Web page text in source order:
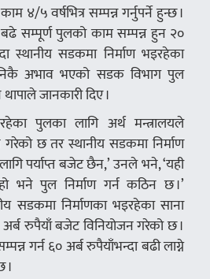
४/५ वर्षभित्र सम्पन्न गर्नुपर्ने हुन्छ ।
बढे सम्पूर्ण पुलको काम सम्पन्न हुन २०
स्थानीय सडकमा निर्माण भइरहेका
अभाव भएको सडक विभाग पुल
जानकारी दिए ।
पुलका लागि अर्थ मन्त्रालयले
छ तर स्थानीय सडकमा निर्माण
पर्याप्त बजेट छैन,’ उनले भने, ‘यही
भने पुल निर्माण गर्न कठिन छ ।’
सडकमा निर्माणका भइरहेका साना
रुपैयाँ बजेट विनियोजन गरेको छ ।
गर्न ६० अर्ब रुपैयाँभन्दा बढी लाग्ने
।